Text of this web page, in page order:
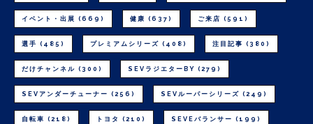
イベント・出展 (669) 健康 (637) ご来店 (591)
選手 (485) プレミアムシリーズ (408) 注目記事 (380)
だけチャンネル (300) SEVラジエターBY (279)
SEVアンダーチューナー (256) SEVルーパーシリーズ (249)
自転車 (218) トヨタ (210) SEVEバランサー (199)